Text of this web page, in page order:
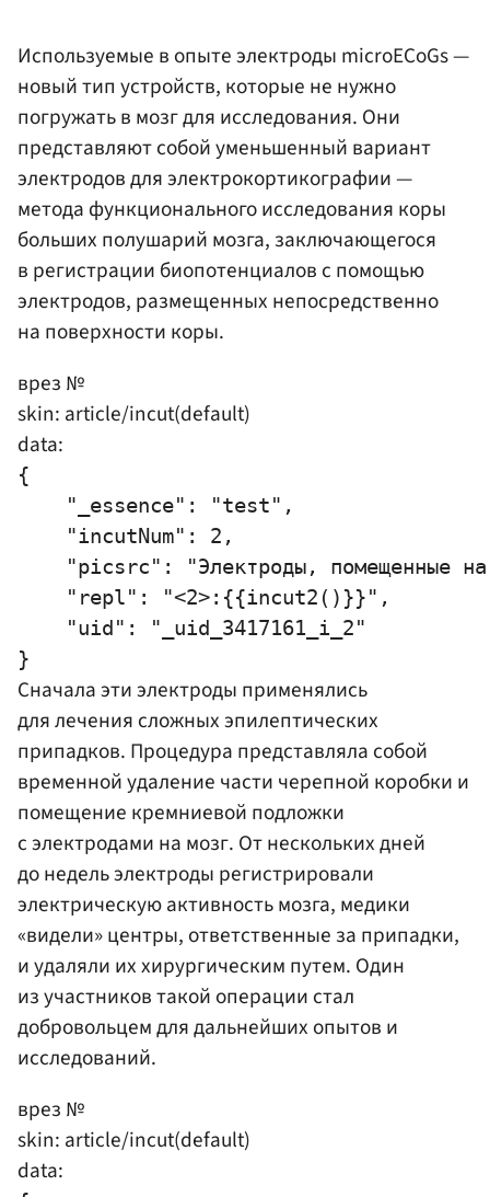
Используемые в опыте электроды microECoGs —
новый тип устройств, которые не нужно
погружать в мозг для исследования. Они
представляют собой уменьшенный вариант
электродов для электрокортикографии —
метода функционального исследования коры
больших полушарий мозга, заключающегося
в регистрации биопотенциалов с помощью
электродов, размещенных непосредственно
на поверхности коры.
врез №
skin: article/incut(default)
data:
{
    "_essence": "test",
    "incutNum": 2,
"picsrc": "Электроды, помещенные
    "repl": "<2>:{{incut2()}}",
    "uid": "_uid_3417161_i_2"
Сначала эти электроды применялись
для лечения сложных эпилептических
припадков. Процедура представляла собой
временной удаление части черепной коробки и
помещение кремниевой подложки
с электродами на мозг. От нескольких дней
до недель электроды регистрировали
электрическую активность мозга, медики
«видели» центры, ответственные за припадки,
и удаляли их хирургическим путем. Один
из участников такой операции стал
добровольцем для дальнейших опытов и
исследований.
врез №
skin: article/incut(default)
data: